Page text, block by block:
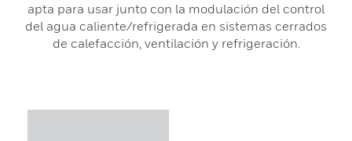
apta para usar junto con la modulación del control
del agua caliente/refrigerada en sistemas cerrados
de calefacción, ventilación y refrigeración.